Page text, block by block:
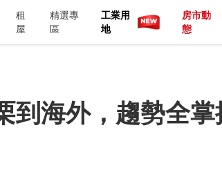
租
屋
精選專
區
工業用
地
房市動
態
海外，趨勢全掌